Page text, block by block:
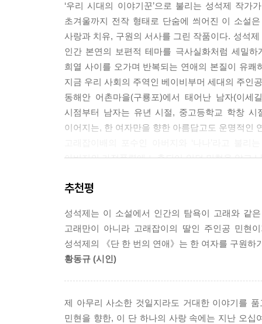
‘우리 시대의 이야기꾼’으로 불리는 성석제 작
초겨울까지 전작 형태로 단숨에 씌어진 이 소설
사랑과 치유, 구원의 서사를 그린 작품이다. 성석
인간 본연의 보편적 테마를 극사실화처럼 세밀
희열 사이를 오가며 반복되는 연애의 본질이 유
지금 우리 사회의 주역인 베이비부머 세대의 주인
동해안 어촌마을(구룡포)에서 태어난 남자(이
시점부터 남자는 유년 시절, 중고등학교 학창
이어지는, 한 여자만을 향한 아름답고도 운명적인
아버지의 가정폭력에 노출되어 있던 민현을 알고
장소가 없는 그녀에게 구원의 도피처가 되어 준다.
그들이 나누는 대화를 교차 병렬하는 형태로 구
오가며 이야기의 재미를 배가하고 모든 사람이
여자만을 사랑했던 한 남자의 간절한 연애 이야
인간이 극복해 나가야 할 폭력은 무엇이며 추구해
추천평
성석제는 이 소설에서 인간의 탐욕이 고래와 같
고래만이 아니라 고래잡이의 딸인 주인공 민현
성석제의 《단 한 번의 연애》는 한 여자를 구원하
황동규 (시인)
제 아무리 사소한 것일지라도 거대한 이야기를
민현을 향한, 이 단 하나의 사랑 속에는 지난 오